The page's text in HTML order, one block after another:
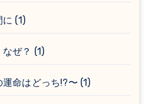
(1)
ぜ？ (1)
命はどっち!?〜 (1)